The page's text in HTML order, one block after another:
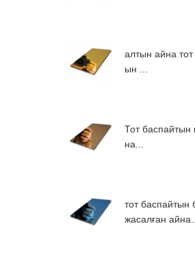
алтын айна
ын ...
Тот баспайтын
на...
тот баспайтын
жасалған айна...